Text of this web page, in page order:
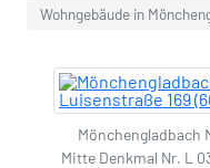
Wohngebäude in
Mönchengladbach
Mitte Denkmal Nr. L